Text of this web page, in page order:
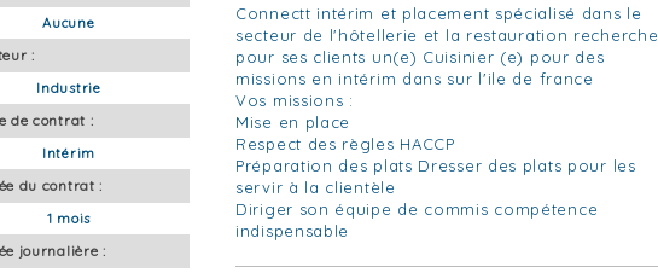
Aucune
:
Industrie
de contrat :
Intérim
du contrat :
1 mois
journalière :
Connectt intérim et placement spécialisé dans le
secteur de l'hôtellerie et la restauration recherche
pour ses clients un(e) Cuisinier (e) pour des
missions en intérim dans sur l'ile de france
Vos missions :
Mise en place
Respect des règles HACCP
Préparation des plats Dresser des plats pour les
servir à la clientèle
Diriger son équipe de commis compétence
indispensable